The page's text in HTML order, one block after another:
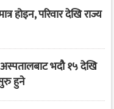
होइन, परिवार देखि राज्य
भदौ १५ देखि
हुने